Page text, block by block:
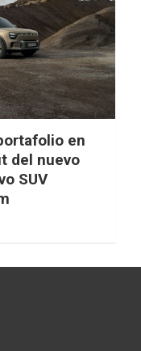
en
del nuevo
SUV